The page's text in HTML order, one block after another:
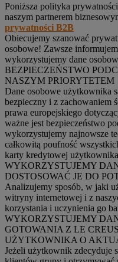
Poniższa polityka
naszym partnerem
prywatności B2B
Obiecujemy szanować
osobowe! Zawsze
wykorzystujemy dane
BEZPIECZEŃSTWO
NASZYM PRIORYTETEM
Dane osobowe użytkownika
bezpieczny i z zachowaniem
prawa europejskiego
ważne jest bezpieczeństwo
wykorzystujemy najnowsze
całkowitą poufność
karty kredytowej
WYKORZYSTUJEMY
DOSTOSOWAĆ JE DO
Analizujemy sposób, w jaki
witryny internetowej i z
korzystania i uczynienia go
WYKORZYSTUJEMY
GOTOWANIA Z LE
UŻYTKOWNIKA O
Jeżeli użytkownik zdecyduje